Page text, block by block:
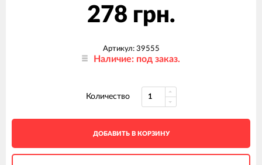
278 грн.
Артикул: 39555
Наличие: под заказ.
Количество
ДОБАВИТЬ В КОРЗИНУ